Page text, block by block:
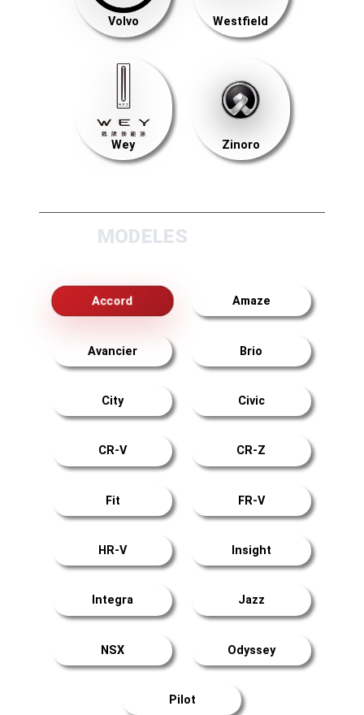
Volvo Westfield
Wey Zinoro
MODELES
Accord Amaze
Avancier Brio
City Civic
CR-V CR-Z
Fit FR-V
HR-V Insight
Integra Jazz
NSX Odyssey
Pilot